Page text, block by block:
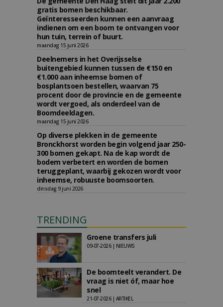
gratis bomen beschikbaar.
Geïnteresseerden kunnen een aanvraag
indienen om een boom te ontvangen voor
hun tuin, terrein of buurt.
maandag 15 juni 2026
Deelnemers in het Overijsselse
buitengebied kunnen tussen de €150 en
€1.000 aan inheemse bomen of
bosplantsoen bestellen, waarvan 75
procent door de provincie en de gemeente
wordt vergoed, als onderdeel van de
Boomdeeldagen.
maandag 15 juni 2026
Op diverse plekken in de gemeente
Bronckhorst worden begin volgend jaar 250-
300 bomen gekapt. Na de kap wordt de
bodem verbetert en worden de bomen
teruggeplant, waarbij gekozen wordt voor
inheemse, robuuste boomsoorten.
dinsdag 9 juni 2026
TRENDING
Groene transfers juli
09-07-2026 | NIEUWS
De boomteelt verandert. De
vraag is niet óf, maar hoe
snel
21-07-2026 | ARTIKEL